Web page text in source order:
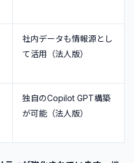
社内データも情報源とし
て活用（法人版）
独自のCopilot GPT構築
が可能（法人版）